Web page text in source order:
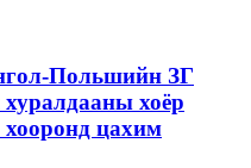
Польшийн ЗГ
хоёр
цахим